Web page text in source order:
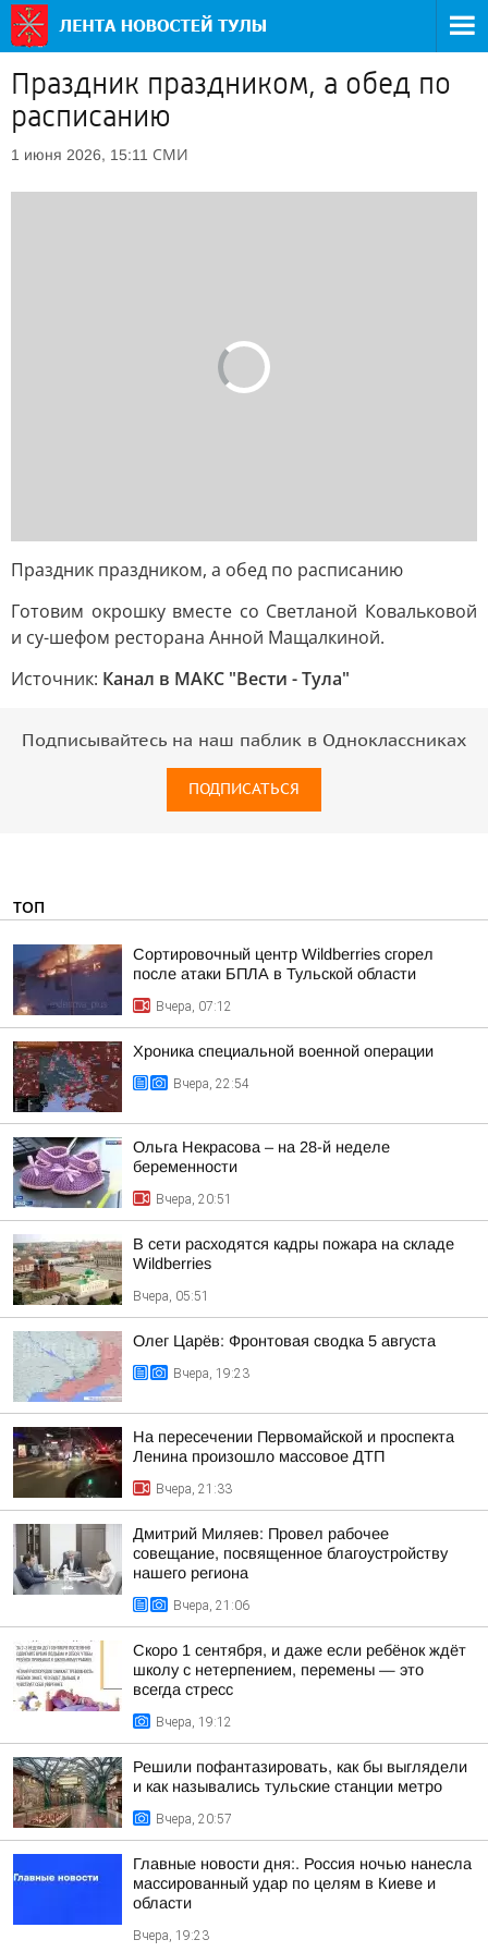
Праздник праздником, а обед по
расписанию
1 июня 2026, 15:11 СМИ
Праздник праздником, а обед по расписанию
Готовим окрошку вместе со Светланой Ковальковой
и су-шефом ресторана Анной Мащалкиной.
Источник: Канал в МАКС "Вести - Тула"
Подписывайтесь на наш паблик в Одноклассниках
ПОДПИСАТЬСЯ
ТОП
Сортировочный центр Wildberries сгорел
после атаки БПЛА в Тульской области
Вчера, 07:12
Хроника специальной военной операции
Вчера, 22:54
Ольга Некрасова – на 28-й неделе
беременности
Вчера, 20:51
В сети расходятся кадры пожара на складе
Wildberries
Вчера, 05:51
Олег Царёв: Фронтовая сводка 5 августа
Вчера, 19:23
На пересечении Первомайской и проспекта
Ленина произошло массовое ДТП
Вчера, 21:33
Дмитрий Миляев: Провел рабочее
совещание, посвященное благоустройству
нашего региона
Вчера, 21:06
Скоро 1 сентября, и даже если ребёнок ждёт
школу с нетерпением, перемены — это
всегда стресс
Вчера, 19:12
Решили пофантазировать, как бы выглядели
и как назывались тульские станции метро
Вчера, 20:57
Главные новости дня:. Россия ночью нанесла
массированный удар по целям в Киеве и
области
Вчера, 19:23